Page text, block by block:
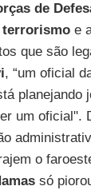
de
terrorismoe
que são
, “um oficial
planejando
um oficial".
o
só